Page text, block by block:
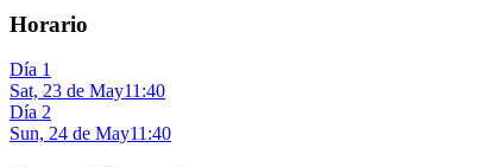
Horario
Día 1
Sat, 23 de May11:40
Día 2
Sun, 24 de May11:40